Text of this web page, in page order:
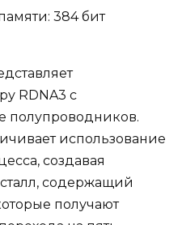
384 бит
RDNA3 с
полупроводников.
использование
создавая
содержащий
получают